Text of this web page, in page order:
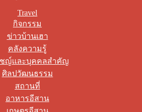
Travel
กิจกรรม
ข่าวบ้านเฮา
คลังความรู้
ญ์และบุคคลสำคัญ
ศิลปวัฒนธรรม
สถานที่
อาหารอีสาน